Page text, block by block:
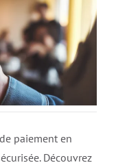
paiement en
Découvrez